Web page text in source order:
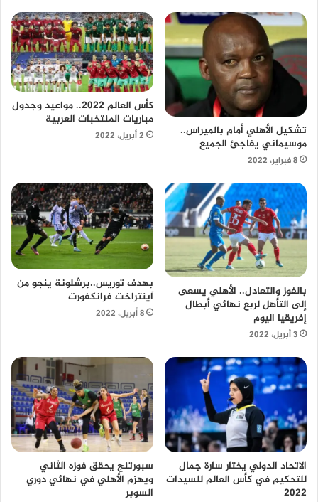
تشكيل الأهلي أمام بالميراس..
موسيماني يفاجئ الجميع
8 فبراير، 2022
كأس العالم 2022.. مواعيد وجدول
مباريات المنتخبات العربية
2 أبريل، 2022
بالفوز والتعادل.. الأهلي يسعى
إلى التأهل لربع نهائي أبطال
إفريقيا اليوم
3 أبريل، 2022
بهدف توريس..برشلونة ينجو من
آينتراخت فرانكفورت
8 أبريل، 2022
الاتحاد الدولي يختار سارة جمال
للتحكيم في كأس العالم للسيدات
2022
سبورتنج يحقق فوزه الثاني
ويهزم الأهلي في نهائي دوري
السوبر